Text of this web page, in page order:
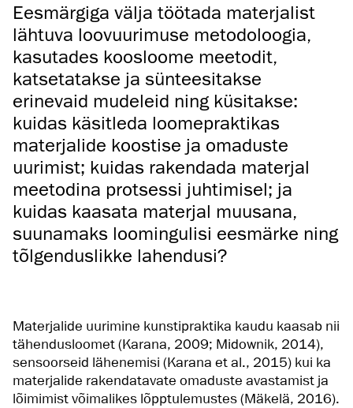
Eesmärgiga välja töötada materjalist
lähtuva loovuurimuse metodoloogia,
kasutades koosloome meetodit,
katsetatakse ja sünteesitakse
erinevaid mudeleid ning küsitakse:
kuidas käsitleda loomepraktikas
materjalide koostise ja omaduste
uurimist; kuidas rakendada materjal
meetodina protsessi juhtimisel; ja
kuidas kaasata materjal muusana,
suunamaks loomingulisi eesmärke ning
tõlgenduslikke lahendusi?
Materjalide uurimine kunstipraktika kaudu kaasab nii
tähendusloomet (Karana, 2009; Midownik, 2014),
sensoorseid lähenemisi (Karana et al., 2015) kui ka
materjalide rakendatavate omaduste avastamist ja
lõimimist võimalikes lõpptulemustes (Mäkelä, 2016).